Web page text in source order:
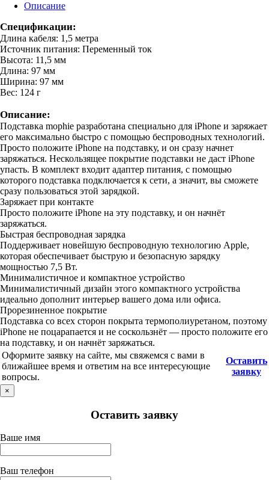
Описание
Спецификации:
Длина кабеля: 1,5 метра
Источник питания: Переменный ток
Высота: 11,5 мм
Длина: 97 мм
Ширина: 97 мм
Вес: 124 г
Описание:
Подставка mophie разработана специально для iPhone и заряжает
его максимально быстро с помощью беспроводных технологий.
Просто положите iPhone на подставку, и он сразу начнет
заряжаться. Нескользящее покрытие подставки не даст iPhone
упасть. В комплект входит адаптер питания, с помощью
которого подставка подключается к сети, а значит, вы сможете
сразу пользоваться этой зарядкой.
Заряжает при контакте
Просто положите iPhone на эту подставку, и он начнёт
заряжаться.
Быстрая беспроводная зарядка
Поддерживает новейшую беспроводную технологию Apple,
которая обеспечивает быструю и безопасную зарядку
мощностью 7,5 Вт.
Минималистичное и компактное устройство
Минималистичный дизайн этого компактного устройства
идеально дополнит интерьер вашего дома или офиса.
Прорезиненное покрытие
Подставка со всех сторон покрыта термополиуретаном, поэтому
iPhone не поцарапается и не соскользнёт — просто положите его
на подставку, и он начнёт заряжаться.
Оформите заявку на сайте, мы свяжемся с вами в
ближайшее время и ответим на все интересующие
вопросы.
Оставить
заявку
×
Оставить заявку
Ваше имя
Ваш телефон